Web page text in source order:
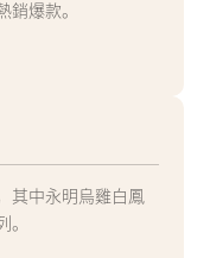
銷爆款。
其中永明烏雞白鳳
。